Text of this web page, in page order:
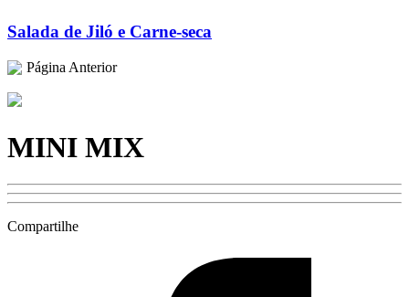
Salada de Jiló e Carne-seca
Página Anterior
MINI MIX
Compartilhe